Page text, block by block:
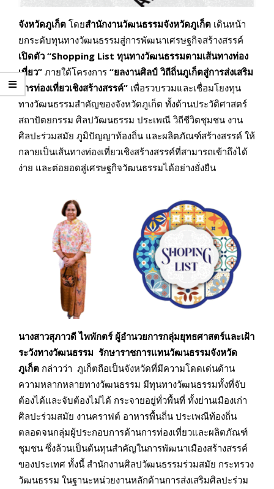
จังหวัดภูเก็ต โดยสำนักงานวัฒนธรรมจังหวัดภูเก็ต เดินหน้า
ยกระดับทุนทางวัฒนธรรมสู่การพัฒนาเศรษฐกิจสร้างสรรค์
เปิดตัว “Shopping List ทุนทางวัฒนธรรมตามเส้นทางท่อง
เที่ยว” ภายใต้โครงการ “ยลงานศิลป์ วิถีถิ่นภูเก็ตสู่การส่งเสริม
การท่องเที่ยวเชิงสร้างสรรค์” เพื่อรวบรวมและเชื่อมโยงทุน
ทางวัฒนธรรมสำคัญของจังหวัดภูเก็ต ทั้งด้านประวัติศาสตร์
สถาปัตยกรรม ศิลปวัฒนธรรม ประเพณี วิถีชีวิตชุมชน งาน
ศิลปะร่วมสมัย ภูมิปัญญาท้องถิ่น และผลิตภัณฑ์สร้างสรรค์ ให้
กลายเป็นเส้นทางท่องเที่ยวเชิงสร้างสรรค์ที่สามารถเข้าถึงได้
ง่าย และต่อยอดสู่เศรษฐกิจวัฒนธรรมได้อย่างยั่งยืน
นางสาวสุภาวดี ไพพักตร์ ผู้อำนวยการกลุ่มยุทธศาสตร์และเฝ้า
ระวังทางวัฒนธรรม รักษาราชการแทนวัฒนธรรมจังหวัด
ภูเก็ต กล่าวว่า ภูเก็ตถือเป็นจังหวัดที่มีความโดดเด่นด้าน
ความหลากหลายทางวัฒนธรรม มีทุนทางวัฒนธรรมทั้งที่จับ
ต้องได้และจับต้องไม่ได้ กระจายอยู่ทั่วพื้นที่ ทั้งย่านเมืองเก่า
ศิลปะร่วมสมัย งานคราฟต์ อาหารพื้นถิ่น ประเพณีท้องถิ่น
ตลอดจนกลุ่มผู้ประกอบการด้านการท่องเที่ยวและผลิตภัณฑ์
ชุมชน ซึ่งล้วนเป็นต้นทุนสำคัญในการพัฒนาเมืองสร้างสรรค์
ของประเทศ ทั้งนี้ สำนักงานศิลปวัฒนธรรมร่วมสมัย กระทรวง
วัฒนธรรม ในฐานะหน่วยงานหลักด้านการส่งเสริมศิลปะร่วม